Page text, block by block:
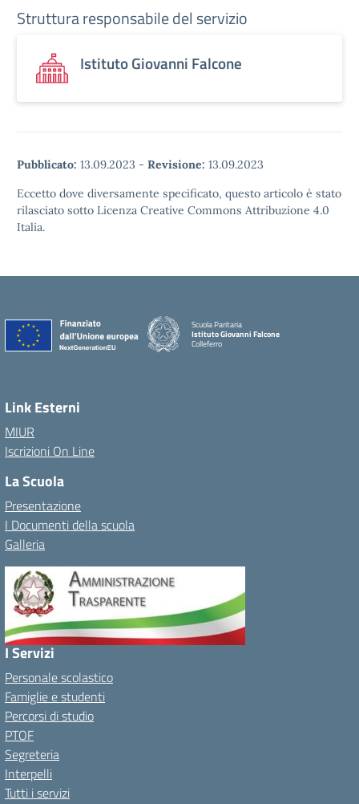
Struttura responsabile del servizio
Istituto Giovanni Falcone
Pubblicato: 13.09.2023 - Revisione: 13.09.2023
Eccetto dove diversamente specificato, questo articolo è stato
rilasciato sotto Licenza Creative Commons Attribuzione 4.0
Italia.
Scuola Paritaria
Istituto Giovanni Falcone
Colleferro
Link Esterni
MIUR
Iscrizioni On Line
La Scuola
Presentazione
I Documenti della scuola
Galleria
I Servizi
Personale scolastico
Famiglie e studenti
Percorsi di studio
PTOF
Segreteria
Interpelli
Tutti i servizi